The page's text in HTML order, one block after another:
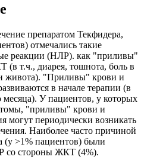
препаратом Текфидера,
отмечались такие
реакции (НЛР). как "приливы"
т.ч., диарея, тошнота, боль в
живота). "Приливы" крови и
в начале терапии (в
месяца). У пациентов, у которых
"приливы" крови и
могут периодически возникать
Наиболее часто причиной
(у >1% пациентов) были
со стороны ЖКТ (4%).